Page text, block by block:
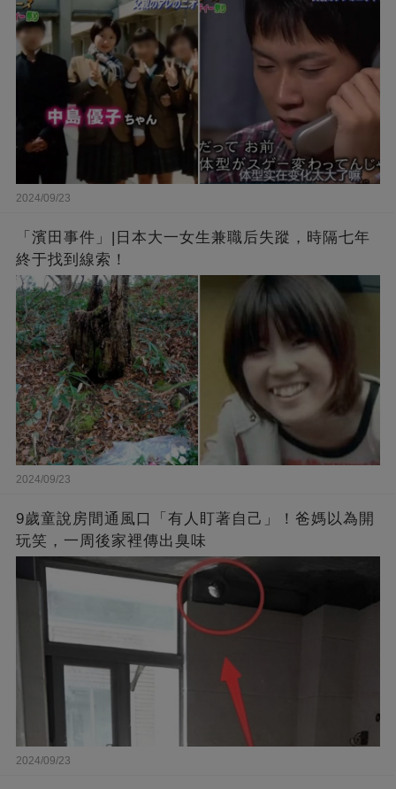
2024/09/23
「濱田事件」|日本大一女生兼職后失蹤，時隔七年
終于找到線索！
2024/09/23
9歲童說房間通風口「有人盯著自己」！爸媽以為開
玩笑，一周後家裡傳出臭味
2024/09/23